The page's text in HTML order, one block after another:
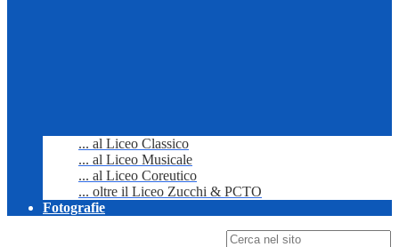
... al Liceo Classico
... al Liceo Musicale
... al Liceo Coreutico
... oltre il Liceo Zucchi & PCTO
Fotografie